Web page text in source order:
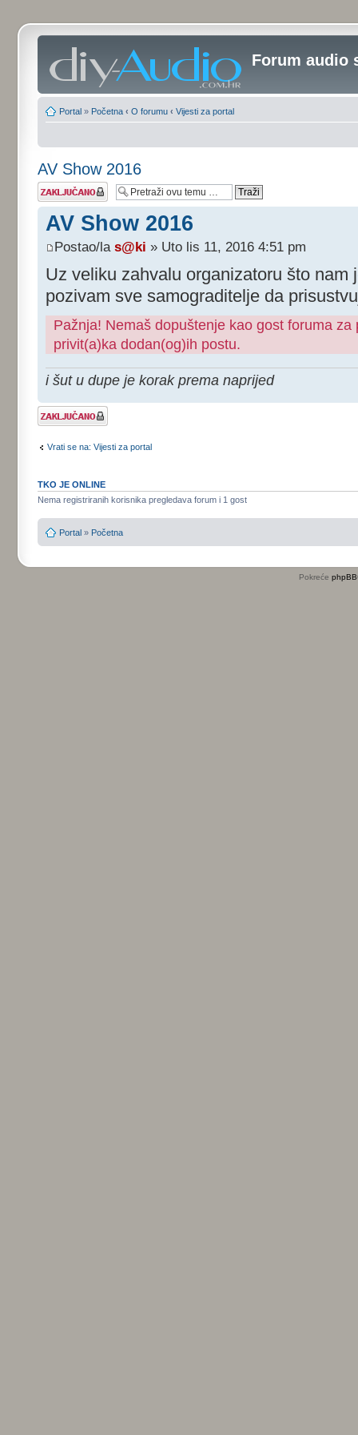
Forum audio
Portal » Početna ‹ O forumu ‹ Vijesti za portal
AV Show 2016
Tema je
zaključana
AV Show 2016
Postao/la s@ki » Uto lis 11, 2016 4:51 pm
Uz veliku zahvalu organizatoru što nam
pozivam sve samograditelje da
Pažnja! Nemaš dopuštenje kao gost foruma
privit(a)ka dodan(og)ih postu.
i šut u dupe je korak prema naprijed
Tema je
zaključana
Vrati se na: Vijesti za portal
TKO JE ONLINE
Nema registriranih korisnika pregledava forum i 1 gost
Portal » Početna
Pokreće phpBB